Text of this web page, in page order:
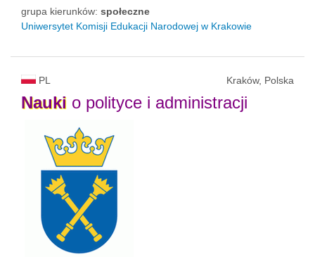
grupa kierunków: społeczne
Uniwersytet Komisji Edukacji Narodowej w Krakowie
PL Kraków, Polska
Nauki o polityce i administracji